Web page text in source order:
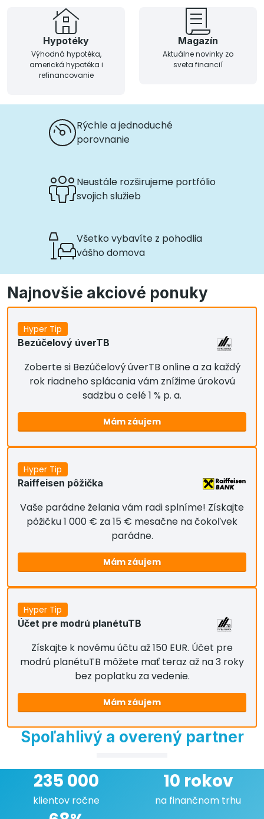
Hypotéky
Výhodná hypotéka,
americká hypotéka i
refinancovanie
Magazín
Aktuálne novinky zo
sveta financií
Rýchle a jednoduché
porovnanie
Neustále rozširujeme portfólio
svojich služieb
Všetko vybavíte z pohodlia
vášho domova
Najnovšie akciové ponuky
Hyper Tip
Bezúčelový úverTB
Zoberte si Bezúčelový úverTB online a za každý
rok riadneho splácania vám znížime úrokovú
sadzbu o celé 1 % p. a.
Mám záujem
Hyper Tip
Raiffeisen pôžička
Vaše parádne želania vám radi splníme! Získajte
pôžičku 1 000 € za 15 € mesačne na čokoľvek
parádne.
Mám záujem
Hyper Tip
Účet pre modrú planétuTB
Získajte k novému účtu až 150 EUR. Účet pre
modrú planétuTB môžete mať teraz až na 3 roky
bez poplatku za vedenie.
Mám záujem
Spoľahlivý a overený partner
235 000
klientov ročne
10 rokov
na finančnom trhu